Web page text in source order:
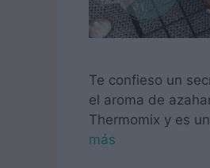
Te confieso un
el aroma de
Thermomix y es
más